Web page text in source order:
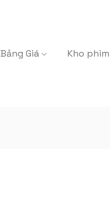
Bảng Giá Kho phim